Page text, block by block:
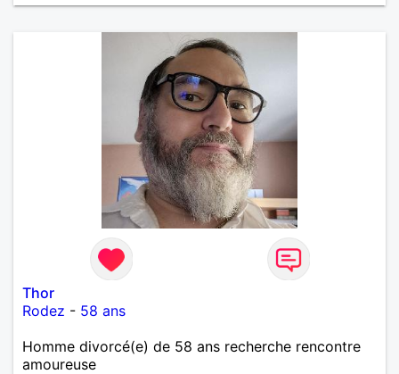
Thor
Rodez - 58 ans
Homme divorcé(e) de 58 ans recherche rencontre
amoureuse